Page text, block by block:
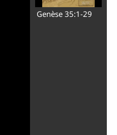
Genèse 35:1-29